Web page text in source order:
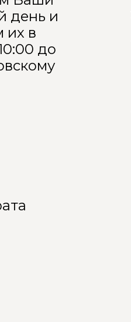
день и
их в
до